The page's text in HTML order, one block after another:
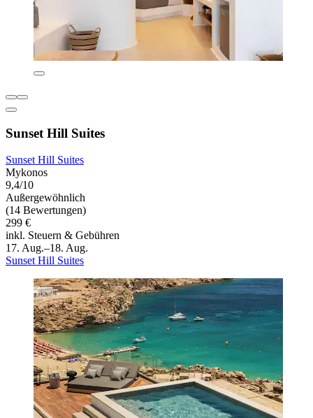
Sunset Hill Suites
Sunset Hill Suites
Mykonos
9,4/10
Außergewöhnlich
(14 Bewertungen)
299 €
inkl. Steuern & Gebühren
17. Aug.–18. Aug.
Sunset Hill Suites